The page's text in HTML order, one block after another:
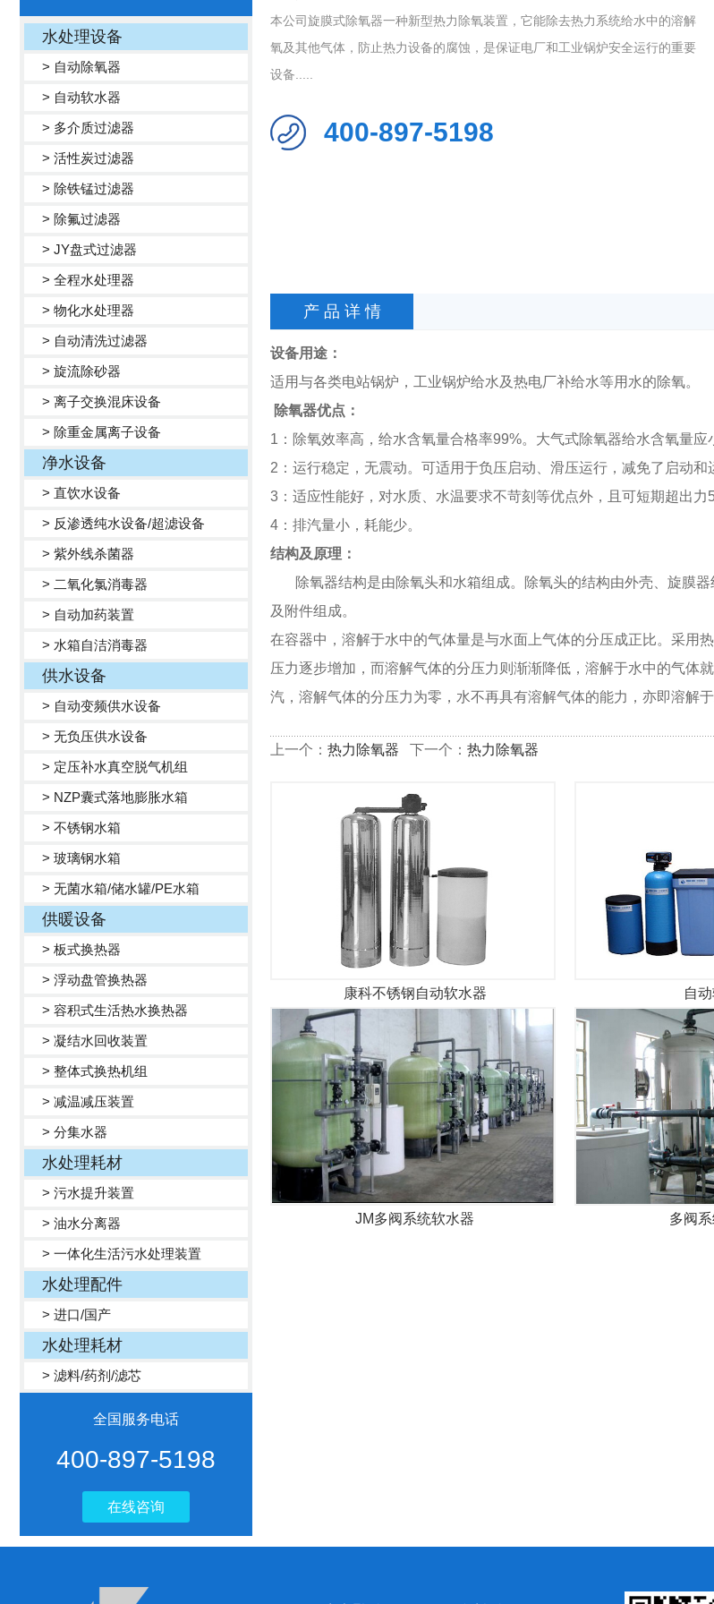
水处理设备
> 自动除氧器
> 自动软水器
> 多介质过滤器
> 活性炭过滤器
> 除铁锰过滤器
> 除氟过滤器
> JY盘式过滤器
> 全程水处理器
> 物化水处理器
> 自动清洗过滤器
> 旋流除砂器
> 离子交换混床设备
> 除重金属离子设备
净水设备
> 直饮水设备
> 反渗透纯水设备/超滤设备
> 紫外线杀菌器
> 二氧化氯消毒器
> 自动加药装置
> 水箱自洁消毒器
供水设备
> 自动变频供水设备
> 无负压供水设备
> 定压补水真空脱气机组
> NZP囊式落地膨胀水箱
> 不锈钢水箱
> 玻璃钢水箱
> 无菌水箱/储水罐/PE水箱
供暖设备
> 板式换热器
> 浮动盘管换热器
> 容积式生活热水换热器
> 凝结水回收装置
> 整体式换热机组
> 减温减压装置
> 分集水器
水处理耗材
> 污水提升装置
> 油水分离器
> 一体化生活污水处理装置
水处理配件
> 进口/国产
水处理耗材
> 滤料/药剂/滤芯
全国服务电话
400-897-5198
在线咨询
本公司旋膜式除氧器一种新型热力除氧装置，它能除去热力系统给水中的溶解
氧及其他气体，防止热力设备的腐蚀，是保证电厂和工业锅炉安全运行的重要
设备.....
400-897-5198
产 品 详 情
设备用途：
适用与各类电站锅炉，工业锅炉给水及热电厂补给水等用水的除氧。
除氧器优点：
1 ：除氧效率高，给水含氧量合格率99%。大气式除氧器给水含氧量应
2 ：运行稳定，无震动。可适用于负压启动、滑压运行，减免了启动和
3 ：适应性能好，对水质、水温要求不苛刻等优点外，且可短期超出力
4 ：排汽量小，耗能少。
结构及原理：
除氧器结构是由除氧头和水箱组成。除氧头的结构由外壳、旋膜
及附件组成。
在容器中，溶解于水中的气体量是与水面上气体的分压成正比。采用
压力逐步增加，而溶解气体的分压力则渐渐降低，溶解于水中的气体
汽，溶解气体的分压力为零，水不再具有溶解气体的能力，亦即溶解
上一个： 热力除氧器 下一个： 热力除氧器
康科不锈钢自动软水器 自
JM多阀系统软水器 多阀